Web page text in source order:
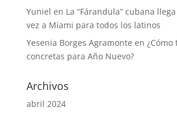
Yuniel en La “Fárandula” cubana
vez a Miami para todos los latinos
Yesenia Borges Agramonte en
concretas para Año Nuevo?
Archivos
abril 2024